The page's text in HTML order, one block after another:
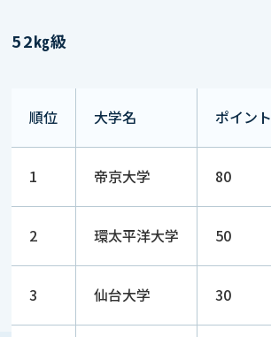
52㎏級
順位 大学名 ポイント
1 帝京大学 80
2 環太平洋大学 50
3 仙台大学 30